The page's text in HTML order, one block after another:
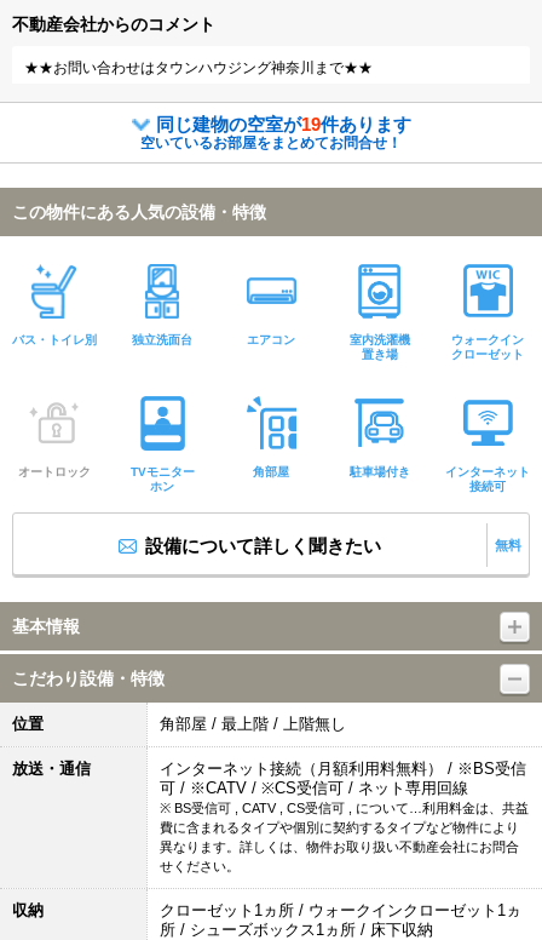
不動産会社からのコメント
★★お問い合わせはタウンハウジング神奈川まで★★
同じ建物の空室が19件あります
空いているお部屋をまとめてお問合せ！
この物件にある人気の設備・特徴
バス・トイレ別 独立洗面台 エアコン
室内洗濯機
置き場
ウォークイン
クローゼット
オートロック
TVモニター
ホン
角部屋 駐車場付き
インターネット
接続可
設備について詳しく聞きたい 無料
基本情報
こだわり設備・特徴
位置 角部屋 / 最上階 / 上階無し
放送・通信
インターネット接続（月額利用料無料） / ※BS受信
可 / ※CATV / ※CS受信可 / ネット専用回線
※ BS受信可 , CATV , CS受信可 , について…利用料金は、共益
費に含まれるタイプや個別に契約するタイプなど物件により
異なります。詳しくは、物件お取り扱い不動産会社にお問合
せください。
収納
クローゼット1ヵ所 / ウォークインクローゼット1ヵ
所 / シューズボックス1ヵ所 / 床下収納